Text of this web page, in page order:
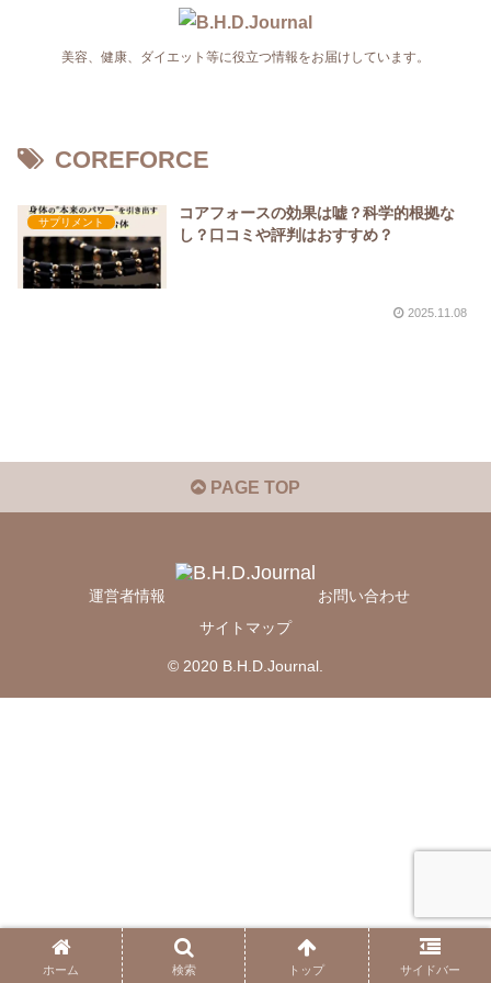
美容、健康、ダイエット等に役立つ情報をお届けしています。
COREFORCE
サプリメント
コアフォースの効果は嘘？科学的根拠な
し？口コミや評判はおすすめ？
2025.11.08
PAGE TOP
運営者情報
お問い合わせ
サイトマップ
© 2020 B.H.D.Journal.
ホーム 検索 トップ サイドバー